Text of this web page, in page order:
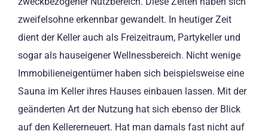
zweifelsohne erkennbar gewandelt. In heutiger Zeit
dient der Keller auch als Freizeitraum, Partykeller und
sogar als hauseigener Wellnessbereich. Nicht wenige
Immobilieneigentümer haben sich beispielsweise eine
Sauna im Keller ihres Hauses einbauen lassen. Mit der
geänderten Art der Nutzung hat sich ebenso der Blick
auf den Kellererneuert. Hat man damals fast nicht auf